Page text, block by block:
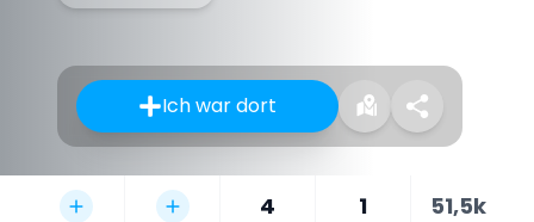
Ich war dort
4 1 51,5k